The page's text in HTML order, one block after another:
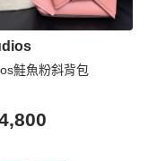
鮭魚粉斜背包